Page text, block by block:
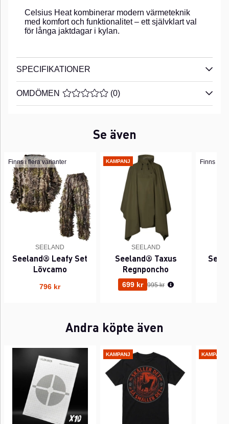
Celsius Heat kombinerar modern värmeteknik
med komfort och funktionalitet – ett självklart val
för långa jaktdagar i kylan.
SPECIFIKATIONER
OMDÖMEN MEDELBETYG 0 AV 5 ANTAL BETYG 0
(0)
Se även
Finns i flera varianter
SEELAND
Seeland® Leafy Set
Lövcamo
796 kr
KAMPANJ
SEELAND
Seeland® Taxus
Regnponcho
699 kr Ordinarie pris:
995 kr
Finns i
Andra köpte även
KAMPANJ KAMPANJ